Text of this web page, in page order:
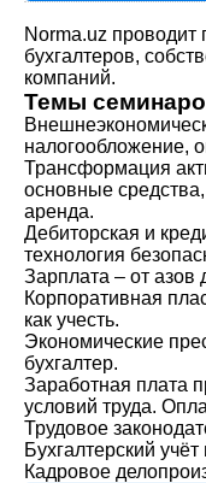
Norma.uz
бухгалтеров,
компаний.
Темы
налогообложение,
Трансформация
основные
аренда.
Дебиторская и
технология
Зарплата – от азов
Корпоративная
как учесть.
Экономические
бухгалтер.
Заработная плата
условий труда.
Трудовое
Бухгалтерский
Кадровое